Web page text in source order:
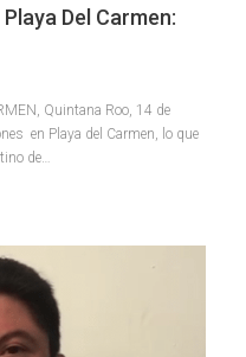
Del Carmen:
Quintana Roo, 14 de
en Playa del Carmen, lo que
de…